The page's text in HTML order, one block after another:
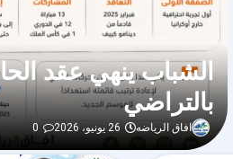
الشباب ينهي عقد
بالتراضي
افاق الرياضه 26 يونيو، 2026 0